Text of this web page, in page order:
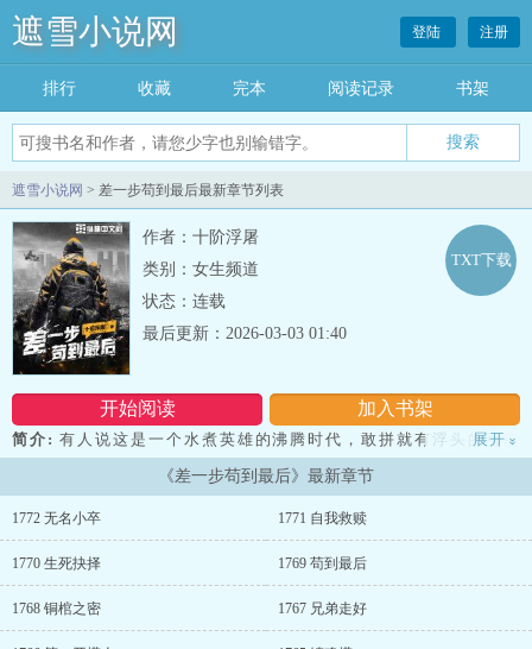
遮雪小说网 登陆 注册
排行 收藏 完本 阅读记录 书架
遮雪小说网 > 差一步苟到最后最新章节列表
作者：十阶浮屠
类别：女生频道
状态：连载
开始阅读 加入书架
TXT下载
最后更新：2026-03-03 01:40
简介: 有人说这是一个水煮英雄的沸腾时代，敢拼就有浮头的可能
性，也有人说这是个黑色时代，无论怎么挣扎都看不到未来。 只有
赵官仁说，这是一个 “剩者为王”的时代，想成为主角就得苟到最
后，苟的好一身灰，苟不好一盒灰。 苟者！诡道也……...
展开 »
《差一步苟到最后》最新章节
1772 无名小卒 1771 自我救赎
1770 生死抉择 1769 苟到最后
1768 铜棺之密 1767 兄弟走好